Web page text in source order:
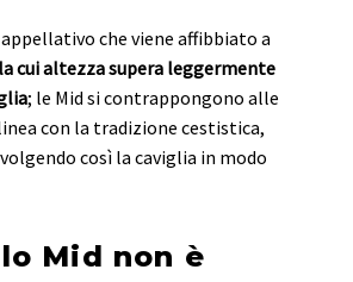
appellativo che viene affibbiato a
cui altezza supera leggermente
; le Mid si contrappongono alle
con la tradizione cestistica,
così la caviglia in modo
Mid non è